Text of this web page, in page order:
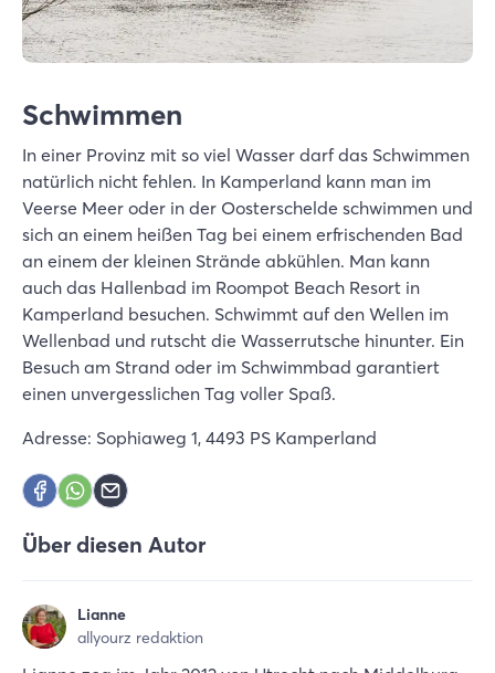
Schwimmen
In einer Provinz mit so viel Wasser darf das Schwimmen
natürlich nicht fehlen. In Kamperland kann man im
Veerse Meer oder in der Oosterschelde schwimmen und
sich an einem heißen Tag bei einem erfrischenden Bad
an einem der kleinen Strände abkühlen. Man kann
auch das Hallenbad im Roompot Beach Resort in
Kamperland besuchen. Schwimmt auf den Wellen im
Wellenbad und rutscht die Wasserrutsche hinunter. Ein
Besuch am Strand oder im Schwimmbad garantiert
einen unvergesslichen Tag voller Spaß.
Adresse: Sophiaweg 1, 4493 PS Kamperland
Über diesen Autor
Lianne
allyourz redaktion